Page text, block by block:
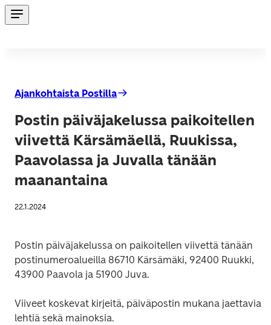
Ajankohtaista Postilla
Postin päiväjakelussa paikoitellen
viivettä Kärsämäellä, Ruukissa,
Paavolassa ja Juvalla tänään
maanantaina
22.1.2024
Postin päiväjakelussa on paikoitellen viivettä tänään
postinumeroalueilla 86710 Kärsämäki, 92400 Ruukki,
43900 Paavola ja 51900 Juva.
Viiveet koskevat kirjeitä, päiväpostin mukana jaettavia
lehtiä sekä mainoksia.